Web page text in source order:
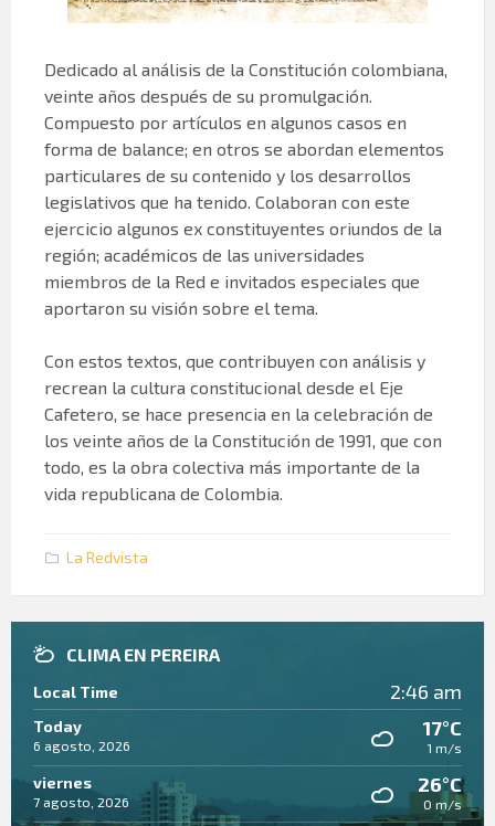
Dedicado al análisis de la Constitución colombiana,
veinte años después de su promulgación.
Compuesto por artículos en algunos casos en
forma de balance; en otros se abordan elementos
particulares de su contenido y los desarrollos
legislativos que ha tenido. Colaboran con este
ejercicio algunos ex constituyentes oriundos de la
región; académicos de las universidades
miembros de la Red e invitados especiales que
aportaron su visión sobre el tema.
Con estos textos, que contribuyen con análisis y
recrean la cultura constitucional desde el Eje
Cafetero, se hace presencia en la celebración de
los veinte años de la Constitución de 1991, que con
todo, es la obra colectiva más importante de la
vida republicana de Colombia.
La Redvista
CLIMA EN PEREIRA
Local Time 2:46 am
Today
6 agosto, 2026
17°C
1 m/s
viernes
7 agosto, 2026
26°C
0 m/s